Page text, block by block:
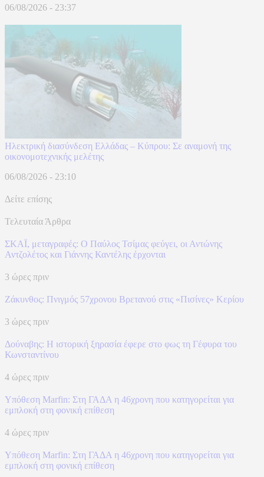
06/08/2026 - 23:37
Ηλεκτρική διασύνδεση Ελλάδας – Κύπρου: Σε αναμονή της
οικονομοτεχνικής μελέτης
06/08/2026 - 23:10
Δείτε επίσης
Τελευταία Άρθρα
ΣΚΑΪ, μεταγραφές: Ο Παύλος Τσίμας φεύγει, οι Αντώνης
Αντζολέτος και Γιάννης Καντέλης έρχονται
3 ώρες πριν
Ζάκυνθος: Πνιγμός 57χρονου Βρετανού στις «Πισίνες» Κερίου
3 ώρες πριν
Δούναβης: Η ιστορική ξηρασία έφερε στο φως τη Γέφυρα του
Κωνσταντίνου
4 ώρες πριν
Υπόθεση Marfin: Στη ΓΑΔΑ η 46χρονη που κατηγορείται για
εμπλοκή στη φονική επίθεση
4 ώρες πριν
Υπόθεση Marfin: Στη ΓΑΔΑ η 46χρονη που κατηγορείται για
εμπλοκή στη φονική επίθεση